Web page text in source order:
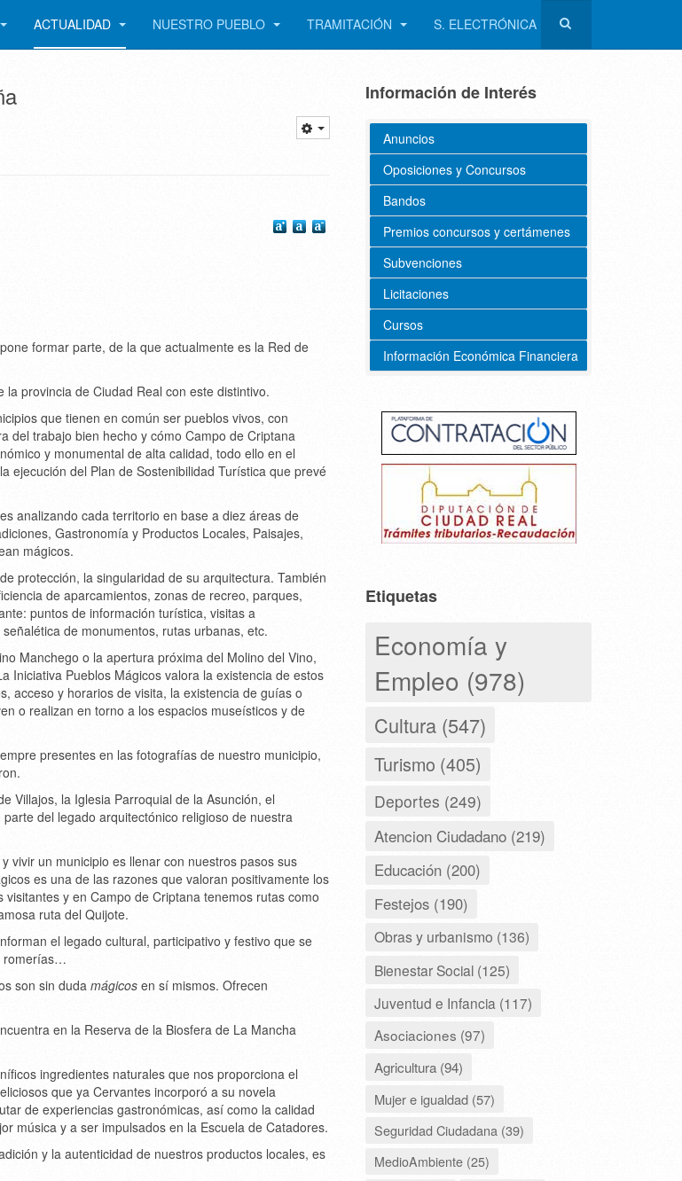
ACTUALIDAD NUESTRO PUEBLO TRAMITACIÓN S. ELECTRÓNICA
formar parte, de la que actualmente es la Red de
provincia de Ciudad Real con este distintivo.
que tienen en común ser pueblos vivos, con
del trabajo bien hecho y cómo Campo de Criptana
y monumental de alta calidad, todo ello en el
ejecución del Plan de Sostenibilidad Turística que prevé
analizando cada territorio en base a diez áreas de
Gastronomía y Productos Locales, Paisajes,
mágicos.
protección, la singularidad de su arquitectura. También
de aparcamientos, zonas de recreo, parques,
puntos de información turística, visitas a
de monumentos, rutas urbanas, etc.
Manchego o la apertura próxima del Molino del Vino,
Iniciativa Pueblos Mágicos valora la existencia de estos
acceso y horarios de visita, la existencia de guías o
o realizan en torno a los espacios museísticos y de
presentes en las fotografías de nuestro municipio,
Villajos, la Iglesia Parroquial de la Asunción, el
del legado arquitectónico religioso de nuestra
vivir un municipio es llenar con nuestros pasos sus
es una de las razones que valoran positivamente los
y en Campo de Criptana tenemos rutas como
ruta del Quijote.
el legado cultural, participativo y festivo que se
romerías…
son sin dudamágicos en sí mismos. Ofrecen
en la Reserva de la Biosfera de La Mancha
ingredientes naturales que nos proporciona el
que ya Cervantes incorporó a su novela
de experiencias gastronómicas, así como la calidad
música y a ser impulsados en la Escuela de Catadores.
y la autenticidad de nuestros productos locales, es
Información de Interés
Anuncios
Oposiciones y Concursos
Bandos
Premios concursos y certámenes
Subvenciones
Licitaciones
Cursos
Información Económica Financiera
Etiquetas
Economía y
Empleo (978)
Cultura (547)
Turismo (405)
Deportes (249)
Atencion Ciudadano (219)
Educación (200)
Festejos (190)
Obras y urbanismo (136)
Bienestar Social (125)
Juventud e Infancia (117)
Asociaciones (97)
Agricultura (94)
Mujer e igualdad (57)
Seguridad Ciudadana (39)
MedioAmbiente (25)